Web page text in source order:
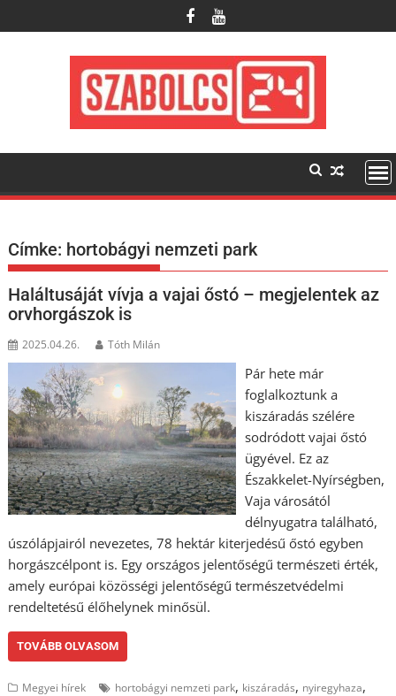
to
Címke: hortobágyi nemzeti park
Haláltusáját vívja a vajai őstó – megjelentek az
orvhorgászok is
2025.04.26. Tóth Milán
Pár hete már
foglalkoztunk a
kiszáradás szélére
sodródott vajai őstó
ügyével. Ez az
Északkelet-Nyírségben,
Vaja városától
délnyugatra található,
úszólápjairól nevezetes, 78 hektár kiterjedésű őstó egyben
horgászcélpont is. Egy országos jelentőségű természeti érték,
amely európai közösségi jelentőségű természetvédelmi
rendeltetésű élőhelynek minősül.
TOVÁBB OLVASOM
Megyei hírek hortobágyi nemzeti park, kiszáradás, nyiregyhaza,